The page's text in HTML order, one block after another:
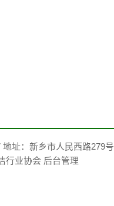
址：新乡市人民西路279号
行业协会 后台管理